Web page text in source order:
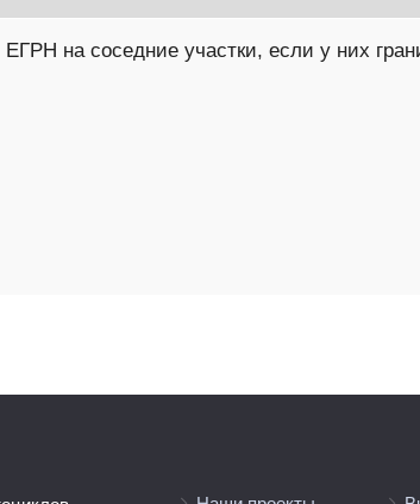
на соседние участки, если у них